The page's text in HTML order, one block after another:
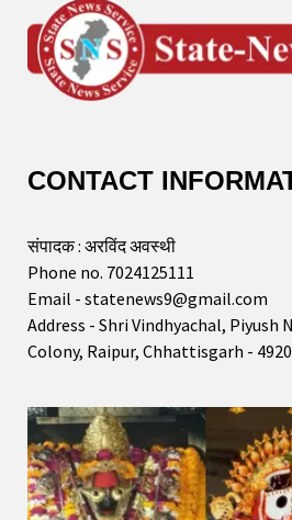
CONTACT
संपादक : अरविंद अवस्थी
Phone no. 7024125111
Email - statenews9@gmail.com
Address - Shri Vindhyachal, Piyush
Colony, Raipur, Chhattisgarh -